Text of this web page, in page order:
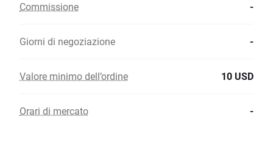
Commissione -
Giorni di negoziazione -
Valore minimo dell’ordine 10 USD
Orari di mercato -